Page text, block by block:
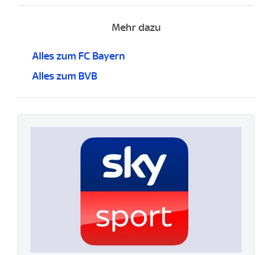
Mehr dazu
Alles zum FC Bayern
Alles zum BVB